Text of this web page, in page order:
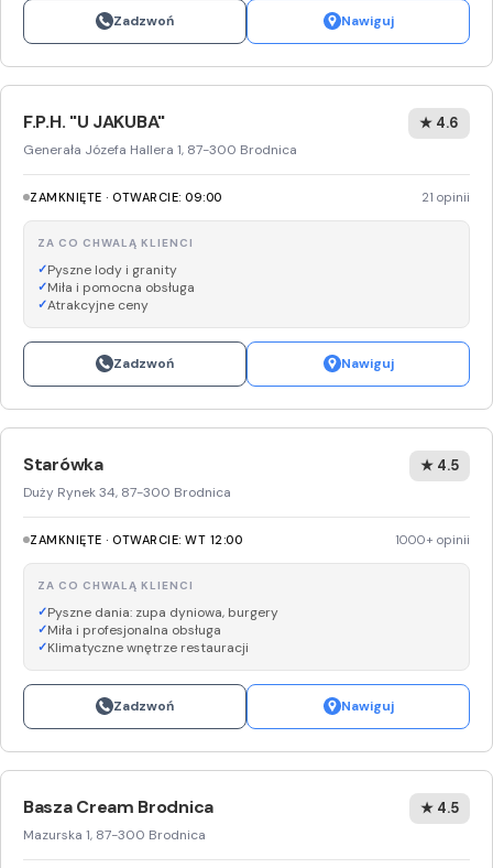
Zadzwoń Nawiguj
F.P.H. "U JAKUBA"
Generała Józefa Hallera 1, 87-300 Brodnica
★ 4.6
ZAMKNIĘTE · OTWARCIE: 09:00 21 opinii
ZA CO CHWALĄ KLIENCI
Pyszne lody i granity
Miła i pomocna obsługa
Atrakcyjne ceny
Zadzwoń Nawiguj
Starówka
Duży Rynek 34, 87-300 Brodnica
★ 4.5
ZAMKNIĘTE · OTWARCIE: WT 12:00 1000+ opinii
ZA CO CHWALĄ KLIENCI
Pyszne dania: zupa dyniowa, burgery
Miła i profesjonalna obsługa
Klimatyczne wnętrze restauracji
Zadzwoń Nawiguj
Basza Cream Brodnica
Mazurska 1, 87-300 Brodnica
★ 4.5